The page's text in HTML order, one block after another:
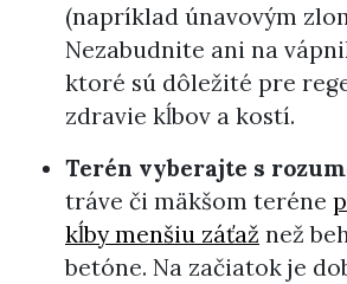
(napríklad únavovým
Nezabudnite ani na
ktoré sú dôležité pre
zdravie kĺbov a kostí.
Terén vyberajte s
tráve či mäkšom teréne
kĺby menšiu záťaž než
betóne. Na začiatok je